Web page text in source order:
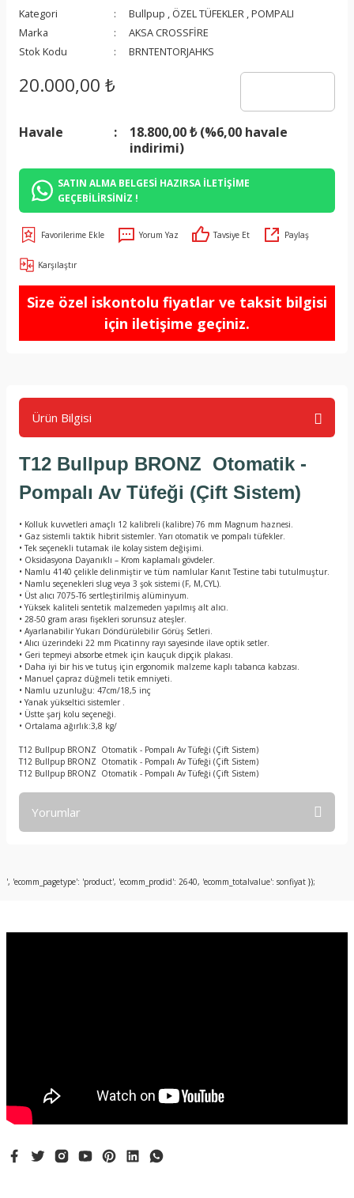
Kategori Bullpup , ÖZEL TÜFEKLER ,POMPALI
Marka
AKSA CROSSFİRE
Stok Kodu
BRNTENTORJAHKS
20.000,00 ₺
Havale
18.800,00 ₺ (%6,00 havale
indirimi)
SATIN ALMA BELGESİ HAZIRSA İLETİŞİME
GEÇEBİLİRSİNİZ !
Yorum Yaz Tavsiye Et Paylaş
Karşılaştır
Size özel iskontolu fiyatlar ve taksit bilgisi
için iletişime geçiniz.
Ürün Bilgisi
T12 Bullpup BRONZ Otomatik -
Pompalı Av Tüfeği (Çift Sistem)
• Kolluk kuvvetleri amaçlı 12 kalibreli (kalibre) 76 mm Magnum haznesi.
• Gaz sistemli taktik hibrit sistemler. Yarı otomatik ve pompalı tüfekler.
• Tek seçenekli tutamak ile kolay sistem değişimi.
• Oksidasyona Dayanıklı – Krom kaplamalı gövdeler.
• Namlu 4140 çelikle delinmiştir ve tüm namlular Kanıt Testine tabi tutulmuştur.
• Namlu seçenekleri slug veya 3 şok sistemi (F, M,CYL).
• Üst alıcı 7075-T6 sertleştirilmiş alüminyum.
• Yüksek kaliteli sentetik malzemeden yapılmış alt alıcı.
• 28-50 gram arası fişekleri sorunsuz ateşler.
• Ayarlanabilir Yukarı Döndürülebilir Görüş Setleri.
• Alıcı üzerindeki 22 mm Picatinny rayı sayesinde ilave optik setler.
• Geri tepmeyi absorbe etmek için kauçuk dipçik plakası.
• Daha iyi bir his ve tutuş için ergonomik malzeme kaplı tabanca kabzası.
• Manuel çapraz düğmeli tetik emniyeti.
• Namlu uzunluğu: 47cm/18,5 inç
• Yanak yükseltici sistemler .
• Üstte şarj kolu seçeneği.
• Ortalama ağırlık:3,8 kg/
T12 Bullpup BRONZ Otomatik - Pompalı Av Tüfeği (Çift Sistem)
T12 Bullpup BRONZ Otomatik - Pompalı Av Tüfeği (Çift Sistem)
T12 Bullpup BRONZ Otomatik - Pompalı Av Tüfeği (Çift Sistem)
Yorumlar
Bu ürüne ilk yorumu siz yapın!
', 'ecomm_pagetype': 'product', 'ecomm_prodid': 2640, 'ecomm_totalvalue': sonfiyat });